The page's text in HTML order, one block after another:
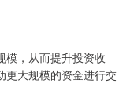
模，从而提升投资收
更大规模的资金进行交